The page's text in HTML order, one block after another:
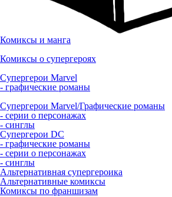
Комиксы и манга
Комиксы о супергероях
Супергерои Marvel
- графические романы
Супергерои Marvel/Графические романы
- серии о персонажах
- синглы
Супергерои DC
- графические романы
- серии о персонажах
- синглы
Альтернативная супергероика
Альтернативные комиксы
Комиксы по франшизам